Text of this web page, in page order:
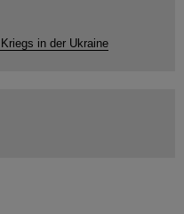
in der Ukraine